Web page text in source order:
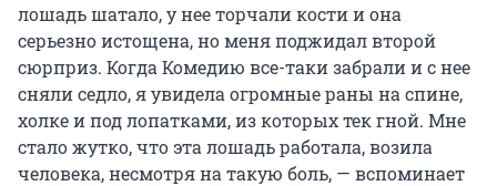
лошадь шатало, у нее торчали кости и она
серьезно истощена, но меня поджидал второй
сюрприз. Когда Комедию все-таки забрали и с нее
сняли седло, я увидела огромные раны на спине,
холке и под лопатками, из которых тек гной. Мне
стало жутко, что эта лошадь работала, возила
человека, несмотря на такую боль, — вспоминает